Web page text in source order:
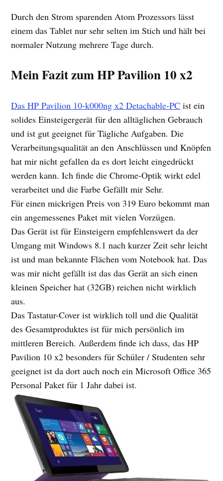
Durch den Strom sparenden Atom Prozessors lässt
einem das Tablet nur sehr selten im Stich und hält bei
normaler Nutzung mehrere Tage durch.
Mein Fazit zum HP Pavilion 10 x2
Das HP Pavilion 10-k000ng x2 Detachable-PC ist ein
solides Einsteigergerät für den alltäglichen Gebrauch
und ist gut geeignet für Tägliche Aufgaben. Die
Verarbeitungsqualität an den Anschlüssen und Knöpfen
hat mir nicht gefallen da es dort leicht eingedrückt
werden kann. Ich finde die Chrome-Optik wirkt edel
verarbeitet und die Farbe Gefällt mir Sehr.
Für einen mickrigen Preis von 319 Euro bekommt man
ein angemessenes Paket mit vielen Vorzügen.
Das Gerät ist für Einsteigern empfehlenswert da der
Umgang mit Windows 8.1 nach kurzer Zeit sehr leicht
ist und man bekannte Flächen vom Notebook hat. Das
was mir nicht gefällt ist das das Gerät an sich einen
kleinen Speicher hat (32GB) reichen nicht wirklich
aus.
Das Tastatur-Cover ist wirklich toll und die Qualität
des Gesamtproduktes ist für mich persönlich im
mittleren Bereich. Außerdem finde ich dass, das HP
Pavilion 10 x2 besonders für Schüler / Studenten sehr
geeignet ist da dort auch noch ein Microsoft Office 365
Personal Paket für 1 Jahr dabei ist.